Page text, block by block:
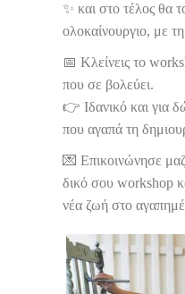
✨ και στο τέλος θα
ολοκαίνουργιο, με
📅 Κλείνεις το
που σε βολεύει.
👉 Ιδανικό και για
που αγαπά τη
💌 Επικοινώνησε
δικό σου workshop
νέα ζωή στο